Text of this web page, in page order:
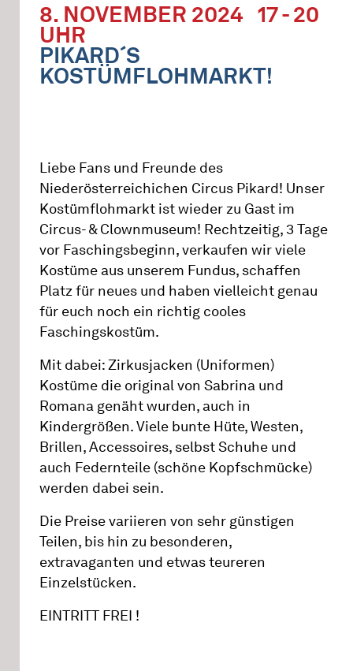
8. NOVEMBER 2024 17 - 20
UHR
PIKARD´S
KOSTÜMFLOHMARKT!
Liebe Fans und Freunde des
Niederösterreichichen Circus Pikard! Unser
Kostümflohmarkt ist wieder zu Gast im
Circus- & Clownmuseum! Rechtzeitig, 3 Tage
vor Faschingsbeginn, verkaufen wir viele
Kostüme aus unserem Fundus, schaffen
Platz für neues und haben vielleicht genau
für euch noch ein richtig cooles
Faschingskostüm.
Mit dabei: Zirkusjacken (Uniformen)
Kostüme die original von Sabrina und
Romana genäht wurden, auch in
Kindergrößen. Viele bunte Hüte, Westen,
Brillen, Accessoires, selbst Schuhe und
auch Federnteile (schöne Kopfschmücke)
werden dabei sein.
Die Preise variieren von sehr günstigen
Teilen, bis hin zu besonderen,
extravaganten und etwas teureren
Einzelstücken.
EINTRITT FREI !